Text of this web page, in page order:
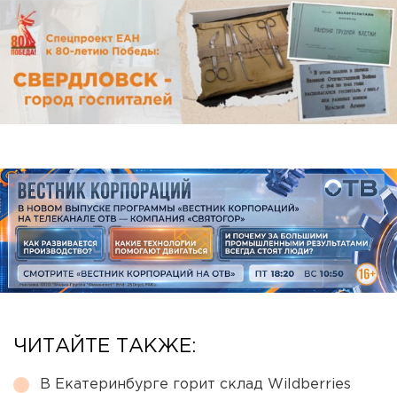
ЧИТАЙТЕ ТАКЖЕ:
В Екатеринбурге горит склад Wildberries